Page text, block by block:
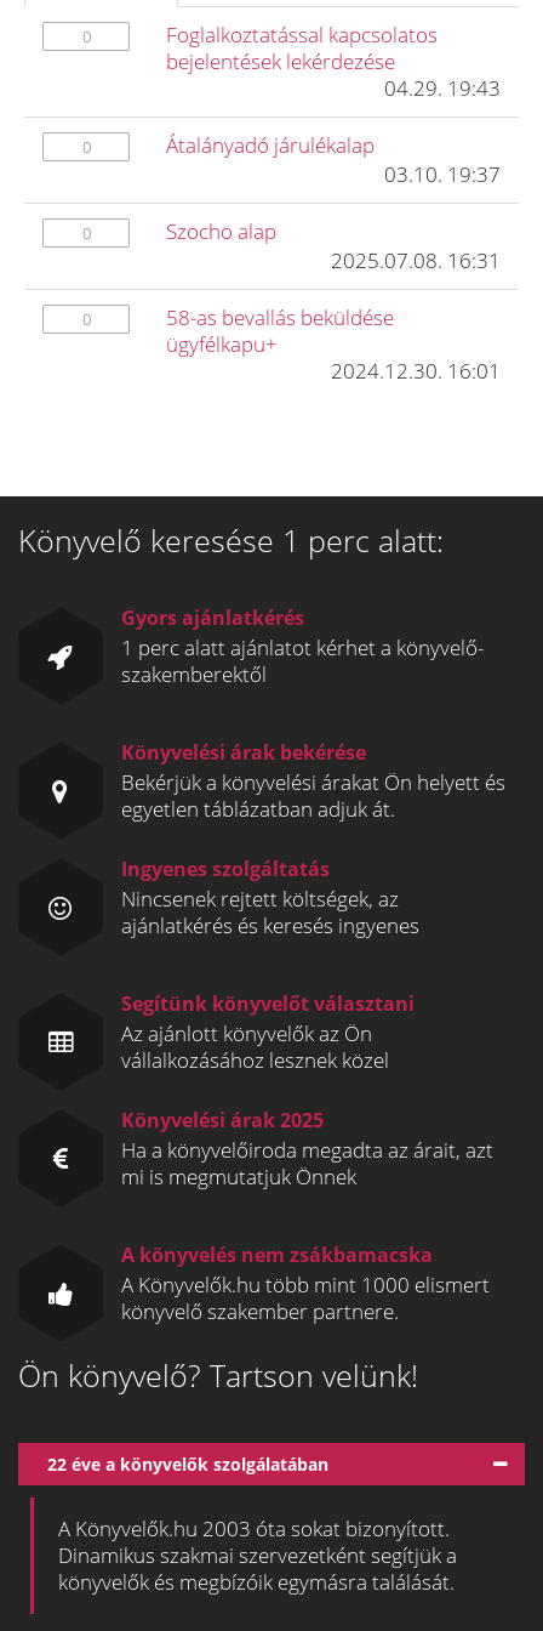
0
Foglalkoztatással kapcsolatos
bejelentések lekérdezése
04.29. 19:43
0
Átalányadó járulékalap
03.10. 19:37
0
Szocho alap
2025.07.08. 16:31
0
58-as bevallás beküldése
ügyfélkapu+
2024.12.30. 16:01
Könyvelő keresése 1 perc alatt:
Gyors ajánlatkérés
1 perc alatt ajánlatot kérhet a könyvelő-
szakemberektől
Könyvelési árak bekérése
Bekérjük a könyvelési árakat Ön helyett és
egyetlen táblázatban adjuk át.
Ingyenes szolgáltatás
Nincsenek rejtett költségek, az
ajánlatkérés és keresés ingyenes
Segítünk könyvelőt választani
Az ajánlott könyvelők az Ön
vállalkozásához lesznek közel
Könyvelési árak 2025
Ha a könyvelőiroda megadta az árait, azt
mi is megmutatjuk Önnek
A könyvelés nem zsákbamacska
A Könyvelők.hu több mint 1000 elismert
könyvelő szakember partnere.
Ön könyvelő? Tartson velünk!
22 éve a könyvelők szolgálatában
A Könyvelők.hu 2003 óta sokat bizonyított.
Dinamikus szakmai szervezetként segítjük a
könyvelők és megbízóik egymásra találását.